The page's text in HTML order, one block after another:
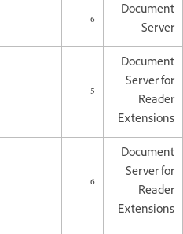
Document
Server
6
Document
Server for
Reader
Extensions
5
Document
Server for
Reader
Extensions
6